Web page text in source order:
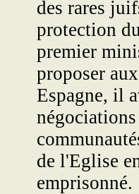
des rares
protection
premier
pro­poser
Espagne, il
de l'Eglise
emprisonné.